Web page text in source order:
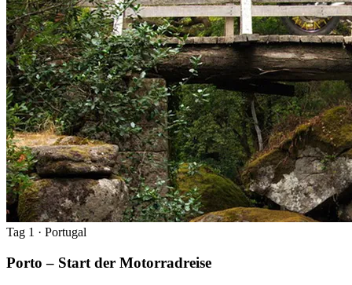
Tag 1 · Portugal
Porto – Start der Motorradreise